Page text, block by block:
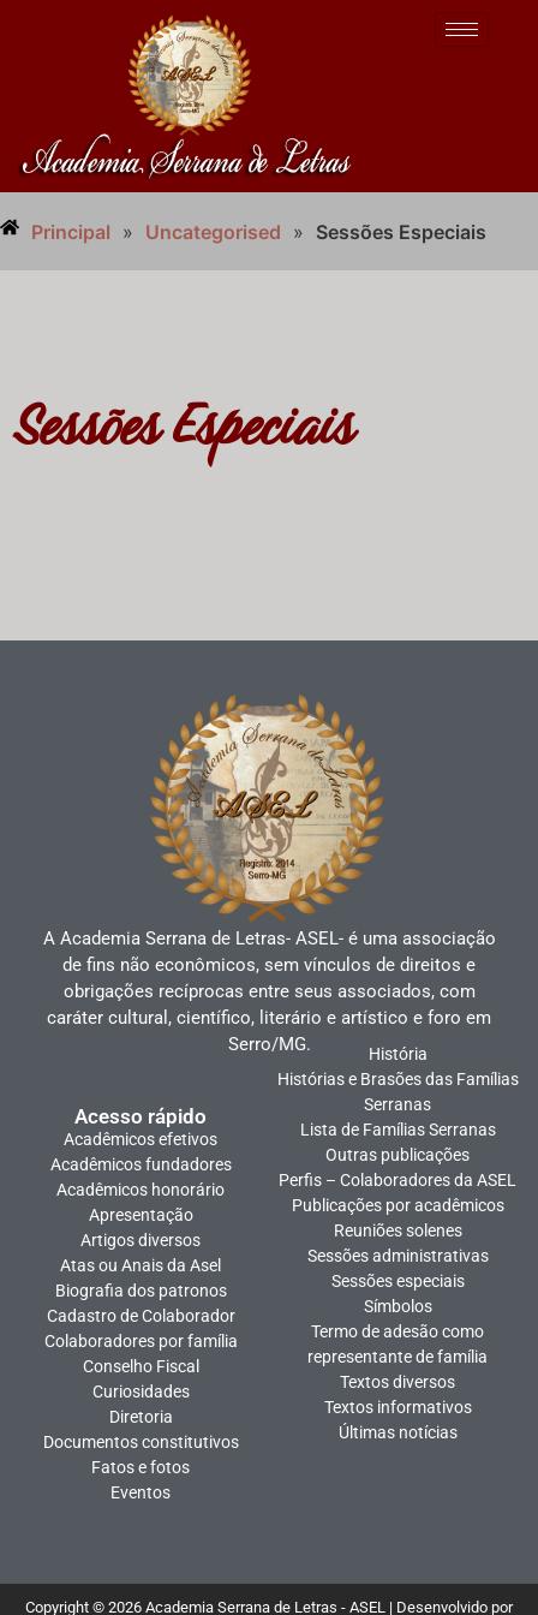
Principal » Uncategorised » Sessões Especiais
Sessões Especiais
A Academia Serrana de Letras- ASEL- é uma associação
de fins não econômicos, sem vínculos de direitos e
obrigações recíprocas entre seus associados, com
caráter cultural, científico, literário e artístico e foro em
Serro/MG.
Acesso rápido
Acadêmicos efetivos
Acadêmicos fundadores
Acadêmicos honorário
Apresentação
Artigos diversos
Atas ou Anais da Asel
Biografia dos patronos
Cadastro de Colaborador
Colaboradores por família
Conselho Fiscal
Curiosidades
Diretoria
Documentos constitutivos
Fatos e fotos
Eventos
História
Histórias e Brasões das Famílias
Serranas
Lista de Famílias Serranas
Outras publicações
Perfis – Colaboradores da ASEL
Publicações por acadêmicos
Reuniões solenes
Sessões administrativas
Sessões especiais
Símbolos
Termo de adesão como
representante de família
Textos diversos
Textos informativos
Últimas notícias
Copyright © 2026 Academia Serrana de Letras - ASEL | Desenvolvido por